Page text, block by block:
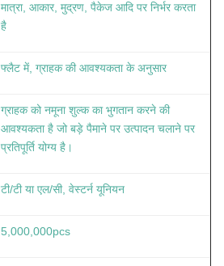
मात्रा, आकार, मुद्रण, पैकेज आदि पर निर्भर करता
है
फ्लैट में, ग्राहक की आवश्यकता के अनुसार
ग्राहक को नमूना शुल्क का भुगतान करने की
आवश्यकता है जो बड़े पैमाने पर उत्पादन चलाने पर
प्रतिपूर्ति योग्य है।
टी/टी या एल/सी, वेस्टर्न यूनियन
5,000,000pcs